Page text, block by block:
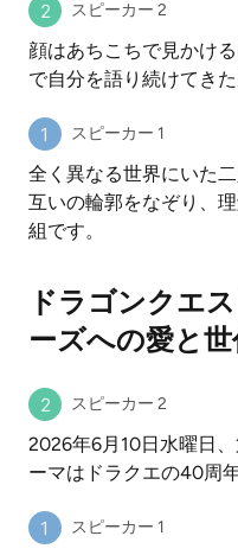
スピーカー 2
顔はあちこちで見かけ
で自分を語り続けてきた
スピーカー 1
全く異なる世界にいた
互いの輪郭をなぞり、
組です。
ドラゴンクエ
ーズへの愛と
スピーカー 2
2026年6月10日水曜日
ーマはドラクエの40周
スピーカー 1